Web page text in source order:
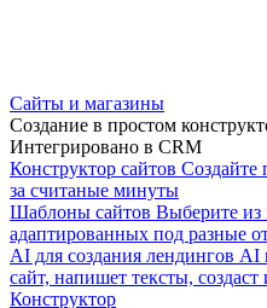
Сайты и магазины
Создание в простом
Интегрировано в CRM
Конструктор сайтов
за считаные минуты
Шаблоны сайтов Выберите из
адаптированных под разные
AI для создания лендингов AI
сайт, напишет тексты,
Конструктор